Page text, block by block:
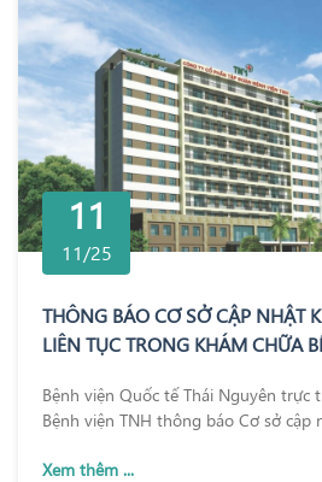
11
11/25
THÔNG BÁO CƠ SỞ CẬP NHẬT
LIÊN TỤC TRONG KHÁM CHỮA
Bệnh viện Quốc tế Thái Nguyên trực
Bệnh viện TNH thông báo Cơ sở cập
Xem thêm ...